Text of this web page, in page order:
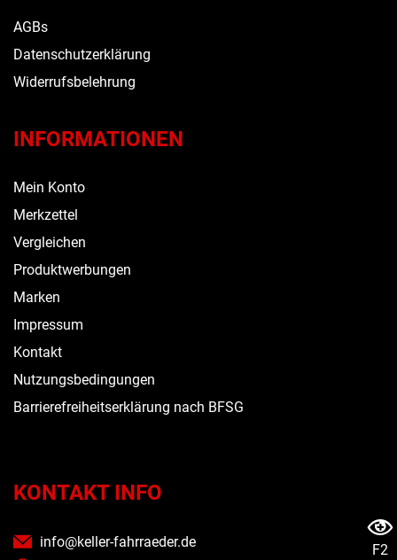
AGBs
Datenschutzerklärung
Widerrufsbelehrung
INFORMATIONEN
Mein Konto
Merkzettel
Vergleichen
Produktwerbungen
Marken
Impressum
Kontakt
Nutzungsbedingungen
Barrierefreiheitserklärung nach BFSG
KONTAKT INFO
info@keller-fahrraeder.de F2